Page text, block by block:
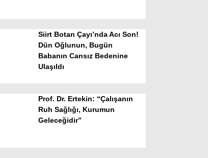
Siirt Botan Çayı’nda Acı Son!
Dün Oğlunun, Bugün
Babanın Cansız Bedenine
Ulaşıldı
Prof. Dr. Ertekin: “Çalışanın
Ruh Sağlığı, Kurumun
Geleceğidir”